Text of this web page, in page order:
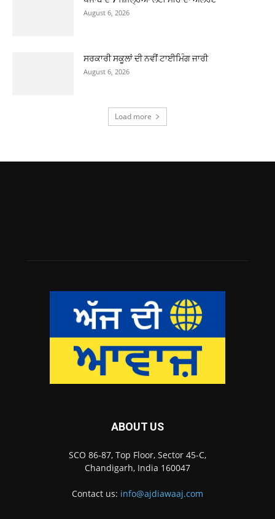
August 6, 2026
ਸਰਕਾਰੀ ਸਕੂਲਾਂ ਦੀ ਨਵੀਂ ਟਾਈਮਿੰਗ ਜਾਰੀ
August 6, 2026
Load more
ABOUT US
SCO 86-87, Top Floor, Sector 45-C,
Chandigarh, India 160047
Contact us: info@ajdiawaaj.com